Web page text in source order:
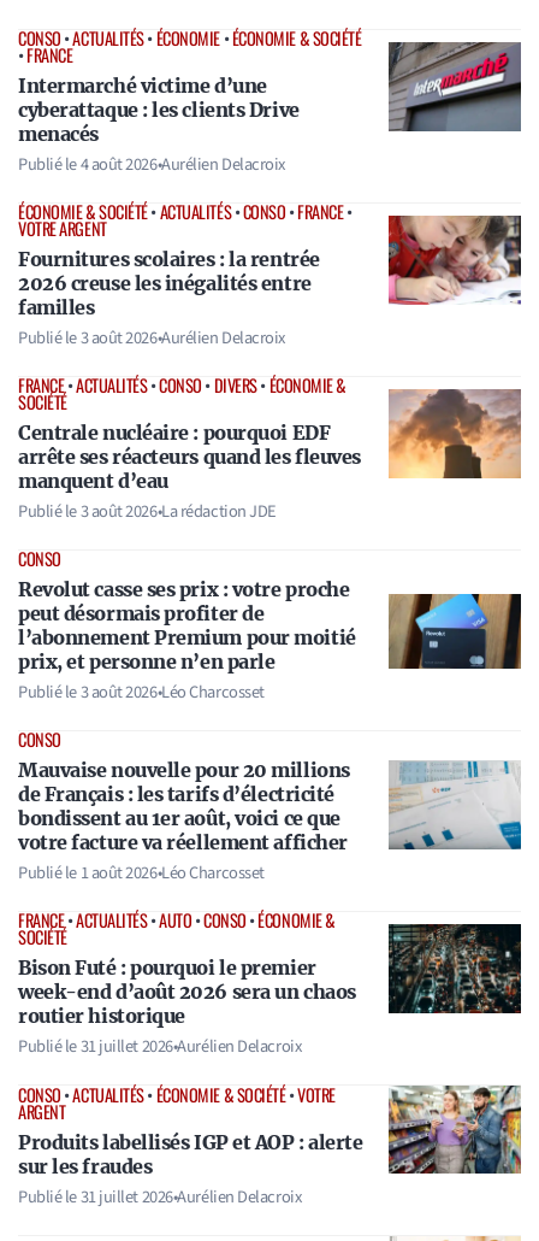
CONSO•ACTUALITÉS•ÉCONOMIE•ÉCONOMIE & SOCIÉTÉ
•FRANCE
Intermarché victime d’une
cyberattaque : les clients Drive
menacés
Publié le4 août 2026•Aurélien Delacroix
ÉCONOMIE & SOCIÉTÉ•ACTUALITÉS•CONSO•FRANCE•
VOTRE ARGENT
Fournitures scolaires : la rentrée
2026 creuse les inégalités entre
familles
Publié le3 août 2026•Aurélien Delacroix
FRANCE•ACTUALITÉS•CONSO•DIVERS•ÉCONOMIE &
SOCIÉTÉ
Centrale nucléaire : pourquoi EDF
arrête ses réacteurs quand les fleuves
manquent d’eau
Publié le3 août 2026•La rédaction JDE
CONSO
Revolut casse ses prix : votre proche
peut désormais profiter de
l’abonnement Premium pour moitié
prix, et personne n’en parle
Publié le3 août 2026•Léo Charcosset
CONSO
Mauvaise nouvelle pour 20 millions
de Français : les tarifs d’électricité
bondissent au 1er août, voici ce que
votre facture va réellement afficher
Publié le1 août 2026•Léo Charcosset
FRANCE•ACTUALITÉS•AUTO•CONSO•ÉCONOMIE &
SOCIÉTÉ
Bison Futé : pourquoi le premier
week-end d’août 2026 sera un chaos
routier historique
Publié le31 juillet 2026•Aurélien Delacroix
CONSO•ACTUALITÉS•ÉCONOMIE & SOCIÉTÉ•VOTRE
ARGENT
Produits labellisés IGP et AOP : alerte
sur les fraudes
Publié le31 juillet 2026•Aurélien Delacroix